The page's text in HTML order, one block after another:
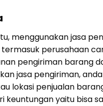
menggunakan jasa
termasuk perusahaan
pengiriman barang
jasa pengiriman,
lokasi penjualan
keuntungan yaitu bisa